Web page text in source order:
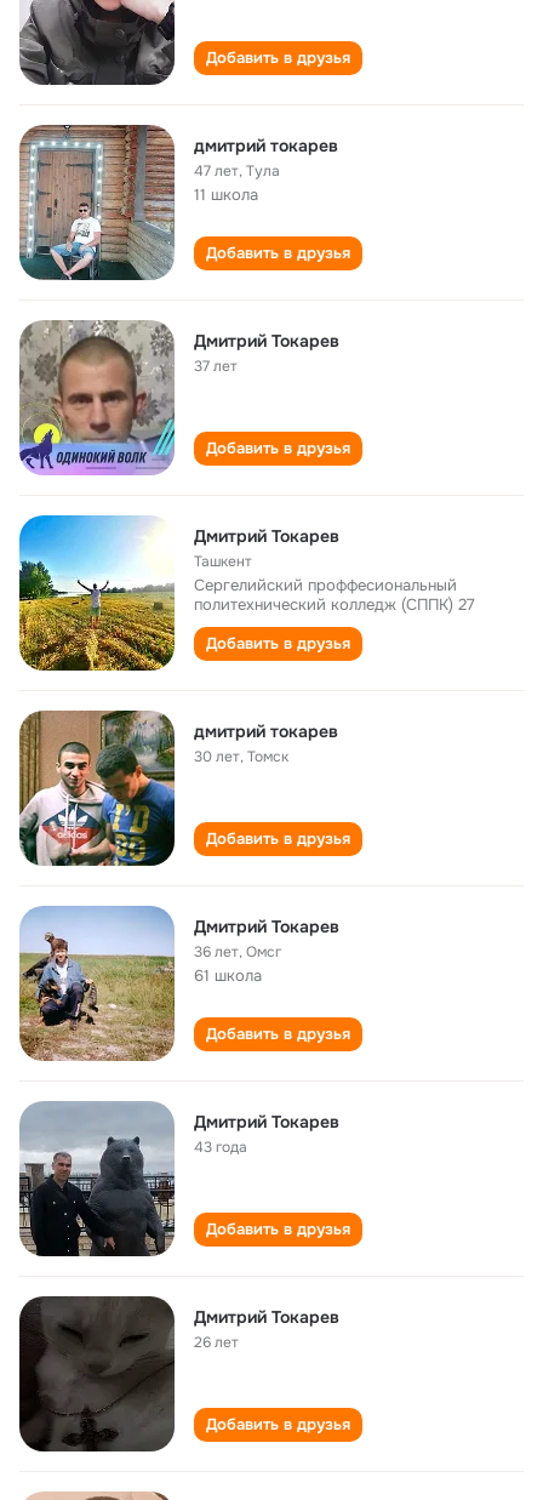
Добавить в друзья
дмитрий токарев
47 лет,Тула
11 школа
Добавить в друзья
Дмитрий Токарев
37 лет
Добавить в друзья
Дмитрий Токарев
Ташкент
Сергелийский проффесиональный
политехнический колледж (СППК) 27
Добавить в друзья
дмитрий токарев
30 лет,Томск
Добавить в друзья
Дмитрий Токарев
36 лет,Омсг
61 школа
Добавить в друзья
Дмитрий Токарев
43 года
Добавить в друзья
Дмитрий Токарев
26 лет
Добавить в друзья